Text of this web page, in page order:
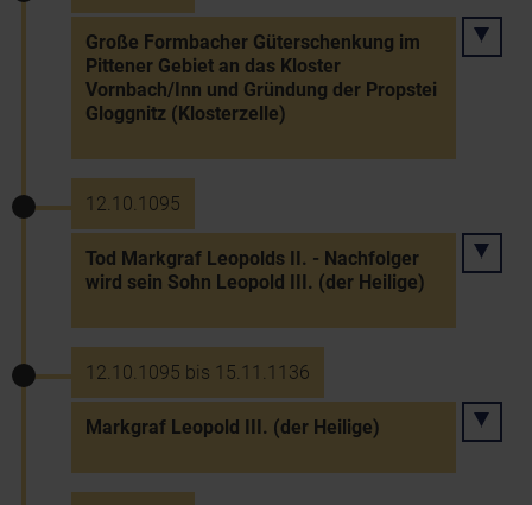
Große Formbacher Güterschenkung im
Pittener Gebiet an das Kloster
Vornbach/Inn und Gründung der Propstei
Gloggnitz (Klosterzelle)
12.10.1095
Tod Markgraf Leopolds II. - Nachfolger
wird sein Sohn Leopold III. (der Heilige)
12.10.1095 bis 15.11.1136
Markgraf Leopold III. (der Heilige)